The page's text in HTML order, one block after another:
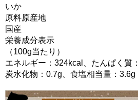
いか
原料原産地
国産
栄養成分表示
（100g当たり）
エネルギー：324kcal、たんぱく質
炭水化物：0.7g、食塩相当量：3.6g